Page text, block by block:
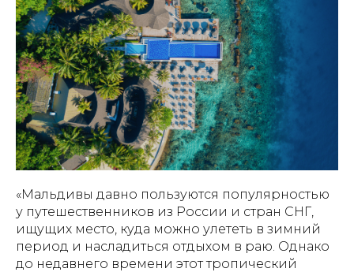
«Мальдивы давно пользуются популярностью
у путешественников из России и стран СНГ,
ищущих место, куда можно улететь в зимний
период и насладиться отдыхом в раю. Однако
до недавнего времени этот тропический